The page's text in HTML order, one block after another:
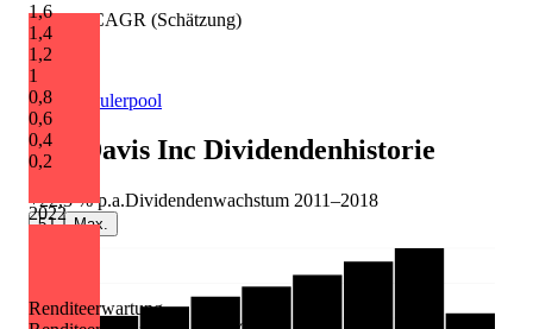
2022
1,6
1,4
1,2
1
0,8
0,6
0,4
0,2
Renditeerwartung
Umsatz-CAGR (Schätzung)
-4,5 %
Quelle: Eulerpool
Ziff Davis Inc Dividendenhistorie
+22,3 % p.a.Dividendenwachstum 2011–2018
5J Max.